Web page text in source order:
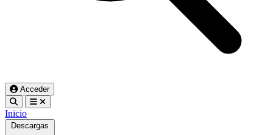
Acceder
Inicio
Descargas